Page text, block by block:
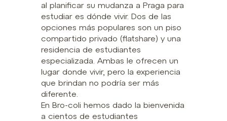
al planificar su mudanza a Praga para
estudiar es dónde vivir. Dos de las
opciones más populares son un piso
compartido privado (flatshare) y una
residencia de estudiantes
especializada. Ambas le ofrecen un
lugar donde vivir, pero la experiencia
que brindan no podría ser más
diferente.
En Bro-coli hemos dado la bienvenida
a cientos de estudiantes